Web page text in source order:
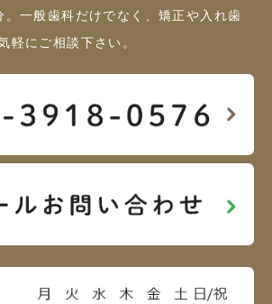
。一般歯科だけでなく、矯正や入れ歯
軽にご相談下さい。